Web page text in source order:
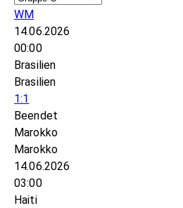
WM
14.06.2026
00:00
Brasilien
Brasilien
1:1
Beendet
Marokko
Marokko
14.06.2026
03:00
Haiti